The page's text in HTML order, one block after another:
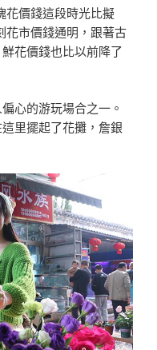
花價錢這段時光比擬
花市價錢通明，跟著古
花價錢也比以前降了
心的游玩場合之一。
里擺起了花攤，詹銀